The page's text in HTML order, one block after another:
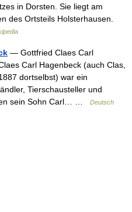
in Dorsten. Sie liegt am
des Ortsteils Holsterhausen.
— Gottfried Claes Carl
Carl Hagenbeck (auch Clas,
dortselbst) war ein
Tierschausteller und
sein Sohn Carl… …
Deutsch